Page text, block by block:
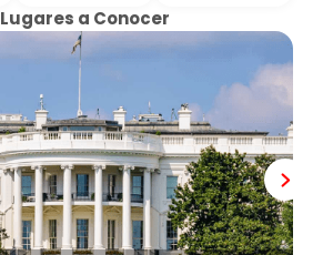
Lugares a Conocer